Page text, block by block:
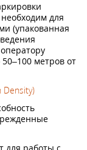
для
(упакованная
метров от
Density)